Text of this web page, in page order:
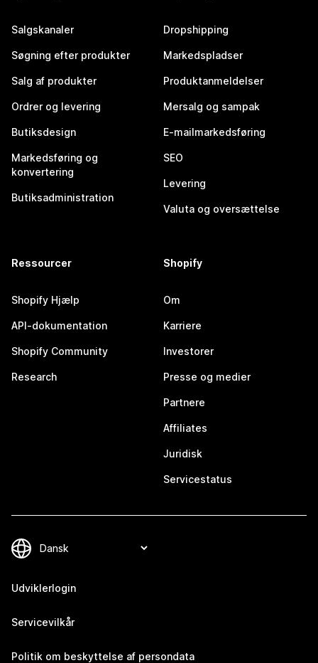
Salgskanaler
Søgning efter produkter
Salg af produkter
Ordrer og levering
Butiksdesign
Markedsføring og
konvertering
Butiksadministration
Dropshipping
Markedspladser
Produktanmeldelser
Mersalg og sampak
E-mailmarkedsføring
SEO
Levering
Valuta og oversættelse
Ressourcer
Shopify Hjælp
API-dokumentation
Shopify Community
Research
Shopify
Om
Karriere
Investorer
Presse og medier
Partnere
Affiliates
Juridisk
Servicestatus
Udviklerlogin
Servicevilkår
Politik om beskyttelse af persondata